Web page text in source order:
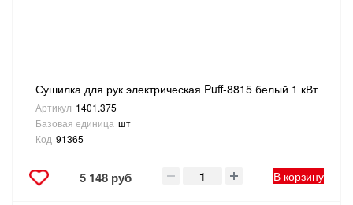
ЭЛЕКТРОМОНТАЖНЫЕ ТОВАРЫ, СВЕТОТЕХНИКА
Сушилка для рук электрическая Puff-8815 белый 1 кВт
Артикул 1401.375
Базовая единица шт
Код 91365
5 148 руб В корзину